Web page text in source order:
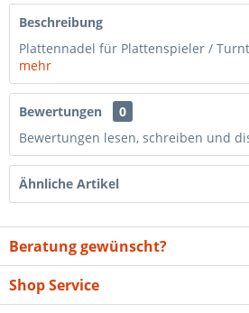
Beschreibung
Plattennadel für Plattenspieler /
mehr
Bewertungen
0
Bewertungen lesen, schreiben und
Ähnliche Artikel
Beratung gewünscht?
Shop Service